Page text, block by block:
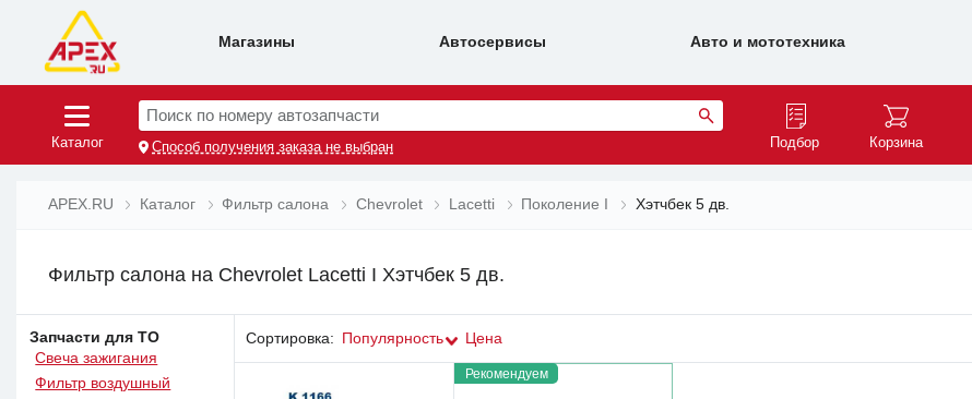
Магазины Автосервисы Авто и мототехника
Каталог
Поиск по номеру автозапчасти
Способ получения заказа не выбран Подбор Корзина
APEX.RU Каталог Фильтр салона Chevrolet Lacetti Поколение I Хэтчбек 5 дв.
Фильтр салона на Chevrolet Lacetti I Хэтчбек 5 дв.
Запчасти для ТО
Свеча зажигания
Фильтр воздушный
Сортировка: Популярность Цена
Рекомендуем